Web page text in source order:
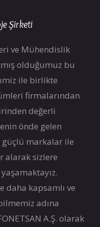
Şirketi
ve Mühendislik
olduğumuz bu
ile birlikte
firmalarından
değerli
önde gelen
markalar ile
alarak sizlere
daha kapsamlı ve
adına
A.Ş. olarak